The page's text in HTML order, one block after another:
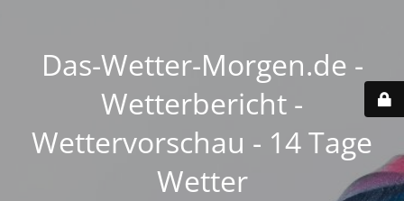
Das-Wetter-Morgen.de -
Wetterbericht -
Wettervorschau - 14 Tage
Wetter